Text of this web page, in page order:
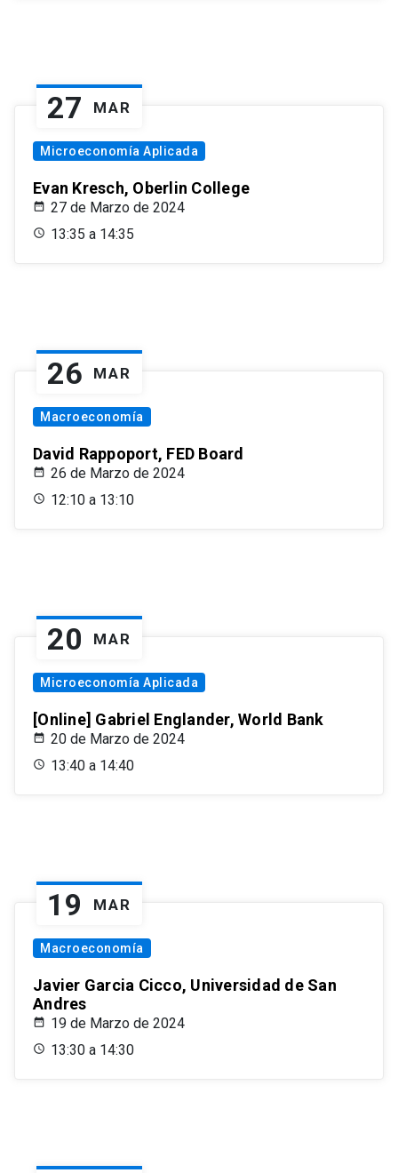
27 MAR
Microeconomía Aplicada
Evan Kresch, Oberlin College
27 de Marzo de 2024
13:35 a 14:35
26 MAR
Macroeconomía
David Rappoport, FED Board
26 de Marzo de 2024
12:10 a 13:10
20 MAR
Microeconomía Aplicada
[Online] Gabriel Englander, World Bank
20 de Marzo de 2024
13:40 a 14:40
19 MAR
Macroeconomía
Javier Garcia Cicco, Universidad de San
Andres
19 de Marzo de 2024
13:30 a 14:30